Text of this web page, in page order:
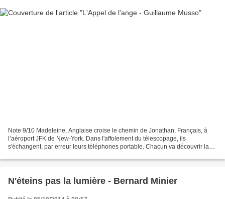
Note 9/10 Madeleine, Anglaise croise le chemin de Jonathan, Français, à
l’aéroport JFK de New-York. Dans l'affolement du télescopage, ils
s'échangent, par erreur leurs téléphones portable. Chacun va découvrir la
N'éteins pas la lumière - Bernard Minier